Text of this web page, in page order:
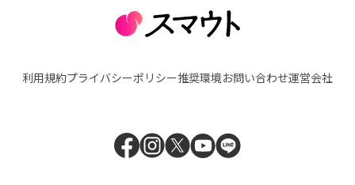
利用規約プライバシーポリシー推奨環境お問い合わせ運営会社